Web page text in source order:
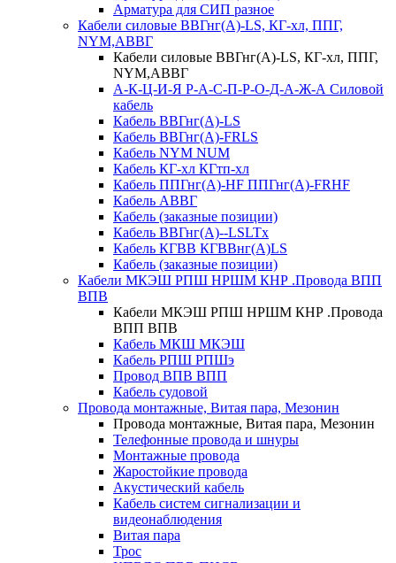
Арматура для СИП разное
Кабели силовые ВВГнг(А)-LS, КГ-хл, ППГ,
NYM,АВВГ
Кабели силовые ВВГнг(А)-LS, КГ-хл, ППГ,
NYM,АВВГ
А-К-Ц-И-Я Р-А-С-П-Р-О-Д-А-Ж-А Силовой
кабель
Кабель ВВГнг(А)-LS
Кабель ВВГнг(А)-FRLS
Кабель NYM NUM
Кабель КГ-хл КГтп-хл
Кабель ППГнг(А)-HF ППГнг(А)-FRHF
Кабель АВВГ
Кабель (заказные позиции)
Кабель ВВГнг(А)--LSLTx
Кабель КГВВ КГВВнг(А)LS
Кабель (заказные позиции)
Кабели МКЭШ РПШ НРШМ КНР .Провода ВПП
ВПВ
Кабели МКЭШ РПШ НРШМ КНР .Провода
ВПП ВПВ
Кабель МКШ МКЭШ
Кабель РПШ РПШэ
Провод ВПВ ВПП
Кабель судовой
Провода монтажные, Витая пара, Мезонин
Провода монтажные, Витая пара, Мезонин
Телефонные провода и шнуры
Монтажные провода
Жаростойкие провода
Акустический кабель
Кабель систем сигнализации и
видеонаблюдения
Витая пара
Трос